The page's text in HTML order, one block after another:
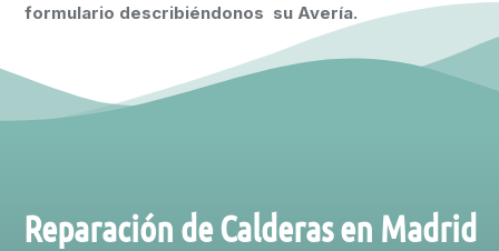
formulario describiéndonos su Avería.
Reparación de Calderas en Madrid